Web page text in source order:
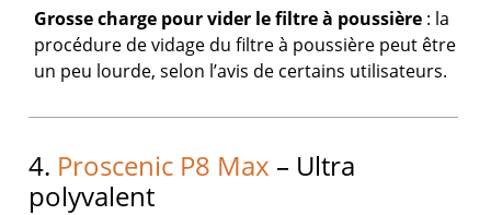
Grosse charge pour vider le filtre à poussière : la
procédure de vidage du filtre à poussière peut être
un peu lourde, selon l’avis de certains utilisateurs.
4. Proscenic P8 Max – Ultra
polyvalent